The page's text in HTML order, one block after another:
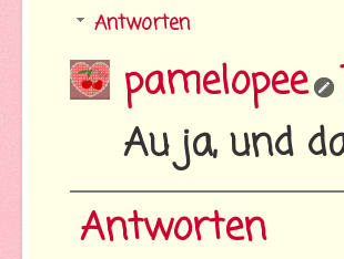
Antworten
pamelopee
Au ja, und
Antworten